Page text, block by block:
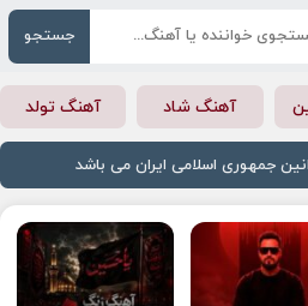
جستجو
آهنگ شاد آهنگ تولد
جمهوری اسلامی ایران می باشد